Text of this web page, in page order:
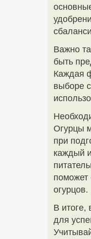
Важно
быть
Каждая
выборе
Огурцы
при
каждый
поможет
огурцов.
В итоге,
для